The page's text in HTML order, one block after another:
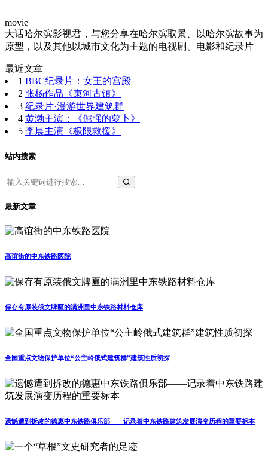
movie
大话哈尔滨影视君，与您分享在哈尔滨取景、以哈尔滨故事为
原型，以及其他以城市文化为主题的电视剧、电影和纪录片
最近文章
1 BBC纪录片：女王的宫殿
2 张杨作品《束河古镇》
3 纪录片·漫游世界建筑群
4 黄渤主演：《倔强的萝卜》
5 李晨主演《极限救援》
站内搜索
最新文章
高谊街的中东铁路医院
保存有原装俄文牌匾的满洲里中东铁路材料仓库
全国重点文物保护单位“公主岭俄式建筑群”建筑性质初探
遗憾遭到拆改的德惠中东铁路俱乐部——记录着中东铁路建筑发展演变历程的重要标本